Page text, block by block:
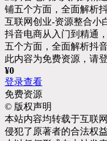
抖音电商从入门到精通
五个方面，全面解析抖
此内容为免费资源，请
¥0
登录查看
免费资源
© 版权声明
本站内容均转载于互联
侵犯了原著者的合法权